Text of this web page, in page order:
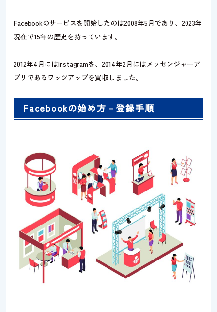
Facebookのサービスを開始したのは2008年5月であり、2023年
現在で15年の歴史を持っています。
2012年4月にはInstagramを、2014年2月にはメッセンジャーア
プリであるワッツアップを買収しました。
Facebookの始め方－登録手順